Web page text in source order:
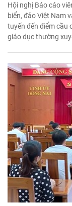
Hội nghị Báo cáo
biển, đảo Việt Nam
tuyến đến điểm cầu
giáo dục thường